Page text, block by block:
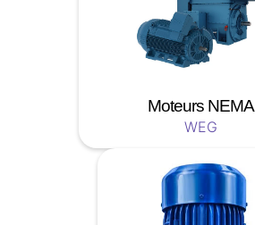
Moteurs NEMA
WEG